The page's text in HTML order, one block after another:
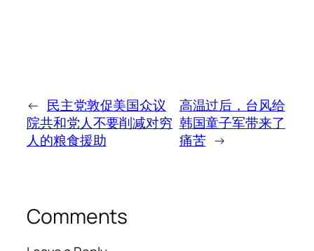
← 民主党敦促美国众议
院共和党人不要削减对穷
人的粮食援助
高温过后，台风给
韩国童子军带来了
痛苦 →
Comments